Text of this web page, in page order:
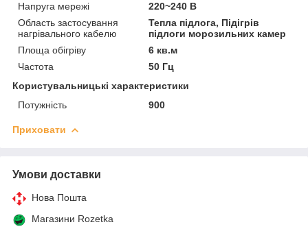
Напруга мережі
220~240 В
Область застосування
нагрівального кабелю
Тепла підлога, Підігрів
підлоги морозильних камер
Площа обігріву
6 кв.м
Частота
50 Гц
Користувальницькі характеристики
Потужність
900
Приховати
Умови доставки
Нова Пошта
Магазини Rozetka